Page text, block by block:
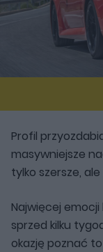
Profil
masywniejsze
tylko szersze,
Najwięcej emocji
sprzed kilku
okazję poznać